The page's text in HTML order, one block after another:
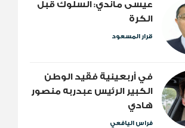
عيسى ماندي: السلوك قبل
الكرة
قرار المسعود
​في أربعينية فقيد الوطن
الكبير الرئيس عبدربه منصور
هادي
فراس اليافعي